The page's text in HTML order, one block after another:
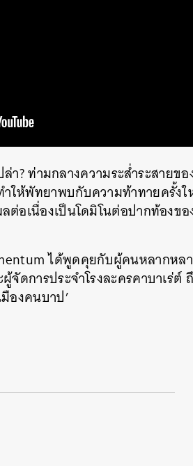
ท่ามกลางความระส่ำระสายขอ
ำให้พัทยาพบกับความท้าทายครั้ง
ต่อเนื่องเป็นโดมิโนต่อปากท้อง
ได้พูดคุยกับผู้คนหลากหล
ดการประจำโรงละครคาบาเร่ต์
องคนบาป’